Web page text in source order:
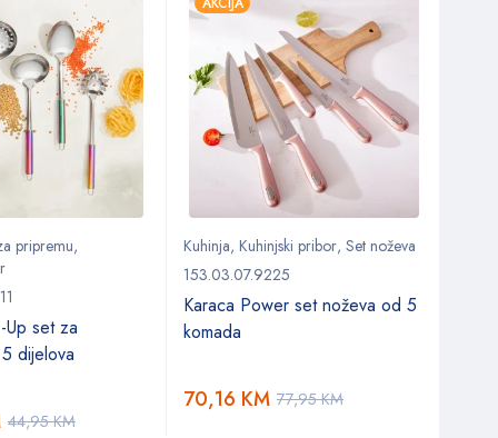
pripremu,
Up set za
dijelova
44,95KM
Kuhinja, Kuhinjski pribor, Set noževa
153.03.07.9225
Karaca Power set noževa od 5
komada
77,95KM
70,16 KM